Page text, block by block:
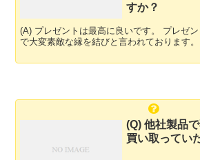
すか？
(A) プレゼントは最高に良いです。 プレゼ
で大変素敵な縁を結びと言われております。
(Q) 他社製品
買い取ってい